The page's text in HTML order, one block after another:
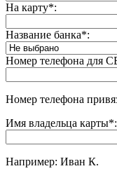
На карту*:
Название банка*:
Номер телефона для
Номер телефона
Имя владельца карты*:
Например: Иван К.